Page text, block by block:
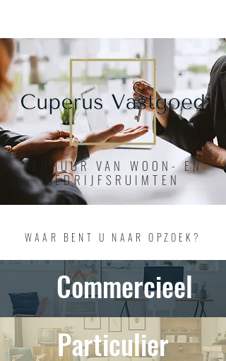
VERHUUR VAN WOON- EN
BEDRIJFSRUIMTEN
WAAR BENT U NAAR OPZOEK?
Commercieel
Particulier